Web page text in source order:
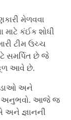
મેળવવા
કંઈક શોધી
ટીમ ઉચ્ચ
સમર્પિત છે જે
આવે છે.
અને
અનુભવો. આજે જ
અને જ્ઞાનની